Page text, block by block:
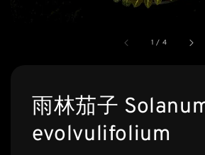
1 / 4
雨林茄子
evolvulifolium